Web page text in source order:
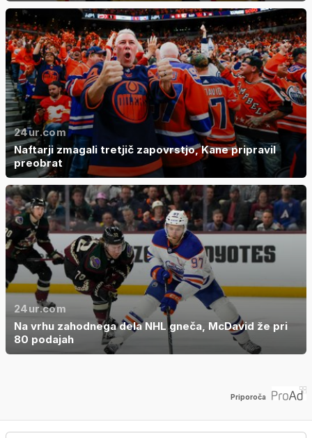
24ur.com
Naftarji zmagali tretjič zapovrstjo, Kane pripravil
preobrat
24ur.com
Na vrhu zahodnega dela NHL gneča, McDavid že pri
80 podajah
Priporoča